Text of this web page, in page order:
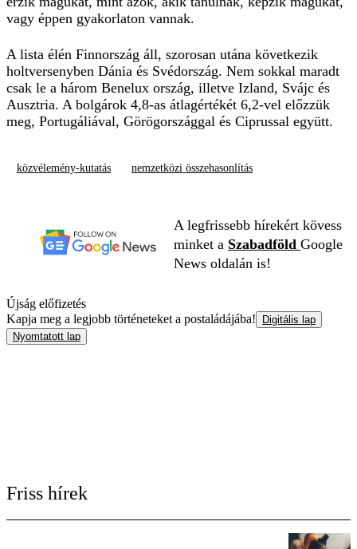
vagy éppen gyakorlaton vannak.
A lista élén Finnország áll, szorosan utána következik
holtversenyben Dánia és Svédország. Nem sokkal maradt
csak le a három Benelux ország, illetve Izland, Svájc és
Ausztria. A bolgárok 4,8-as átlagértékét 6,2-vel előzzük
meg, Portugáliával, Görögországgal és Ciprussal együtt.
közvélemény-kutatás nemzetközi összehasonlítás
A legfrissebb hírekért kövess
minket a Szabadföld Google
News oldalán is!
Újság előfizetés
Kapja meg a legjobb történeteket a postaládájába!
Digitális lap
Nyomtatott lap
Friss hírek